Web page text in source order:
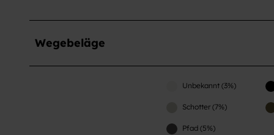
a
Wegebeläge
Unbekannt (3%)
Schotter (7%)
Pfad (5%)